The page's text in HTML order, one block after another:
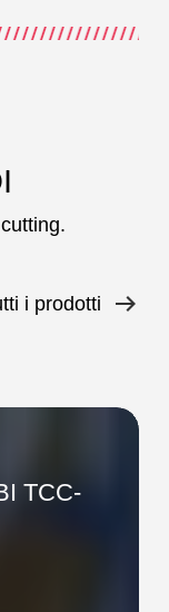
i prodotti
TCC-